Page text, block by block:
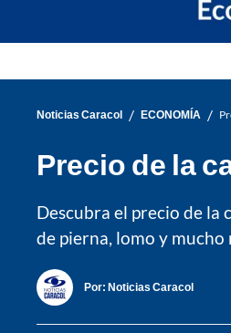
Noticias Caracol / ECONOMÍA /
Precio de la
Descubra el precio de la
de pierna, lomo y mucho
Por: Noticias Caracol